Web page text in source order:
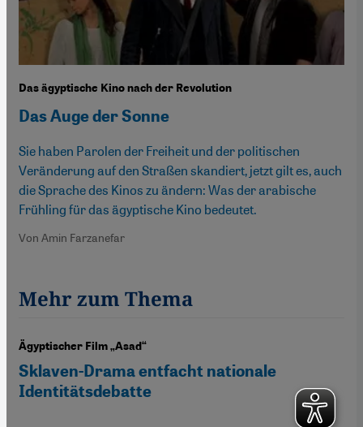
Das ägyptische Kino nach der Revolution
Das Auge der Sonne
Sie haben Parolen der Freiheit und der politischen
Veränderung auf den Straßen skandiert, jetzt gilt es, auch
die Sprache des Kinos zu ändern: Was der arabische
Frühling für das ägyptische Kino bedeutet.
Von Amin Farzanefar
Mehr zum Thema
Ägyptischer Film „Asad“
Sklaven-Drama entfacht nationale
Identitätsdebatte